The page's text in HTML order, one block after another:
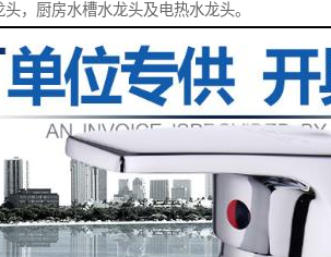
，厨房水槽水龙头及电热水龙头。